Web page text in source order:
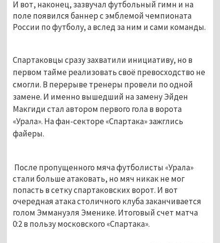
И вот, наконец, зазвучал футбольный гимн и на
поле появился баннер с эмблемой чемпионата
России по футболу, а вслед за ним и сами команды.
Спартаковцы сразу захватили инициативу, но в
первом тайме реализовать своё превосходство не
смогли. В перерыве тренеры провели по одной
замене. И именно вышедший на замену Эйден
Макгиди стал автором первого гола в ворота
«Урала». На фан-секторе «Спартака» зажглись
файеры.
После пропущенного мяча футболисты «Урала»
стали больше атаковать, но мяч никак не мог
попасть в сетку спартаковских ворот. И вот
очередная атака столичного клуба заканчивается
голом Эммануэля Эменике. Итоговый счет матча
0:2 в пользу московского «Спартака».